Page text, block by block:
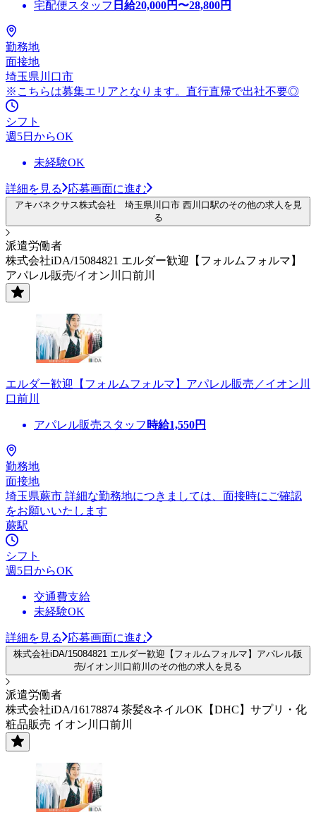
宅配便スタッフ 日給20,000円〜28,800円
勤務地
面接地
埼玉県川口市
※こちらは募集エリアとなります。直行直帰で出社不要◎
シフト
週5日からOK
未経験OK
詳細を見る 応募画面に進む
アキバネクサス株式会社 埼玉県川口市 西川口駅のその他の求人を見
る
派遣労働者
株式会社iDA/15084821 エルダー歓迎【フォルムフォルマ】
アパレル販売/イオン川口前川
エルダー歓迎【フォルムフォルマ】アパレル販売／イオン川
口前川
アパレル販売スタッフ 時給1,550円
勤務地
面接地
埼玉県蕨市 詳細な勤務地につきましては、面接時にご確認
をお願いいたします
蕨駅
シフト
週5日からOK
交通費支給
未経験OK
詳細を見る 応募画面に進む
株式会社iDA/15084821 エルダー歓迎【フォルムフォルマ】アパレル販
売/イオン川口前川のその他の求人を見る
派遣労働者
株式会社iDA/16178874 茶髪&ネイルOK【DHC】サプリ・化
粧品販売 イオン川口前川